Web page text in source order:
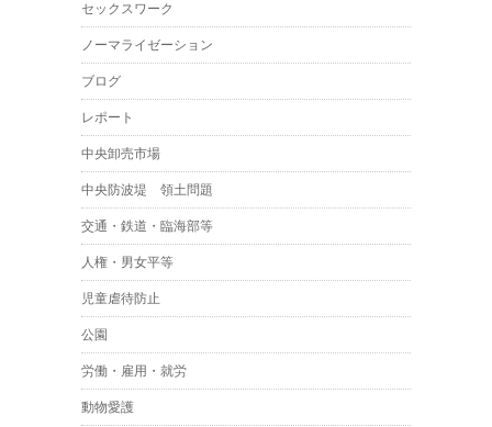
セックスワーク
ノーマライゼーション
ブログ
レポート
中央卸売市場
中央防波堤 領土問題
交通・鉄道・臨海部等
人権・男女平等
児童虐待防止
公園
労働・雇用・就労
動物愛護